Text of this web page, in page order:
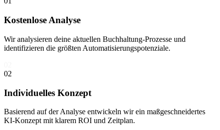
Kostenlose Analyse
Wir analysieren deine aktuellen Buchhaltung-Prozesse und
identifizieren die größten Automatisierungspotenziale.
02
Individuelles Konzept
Basierend auf der Analyse entwickeln wir ein maßgeschneidertes
KI-Konzept mit klarem ROI und Zeitplan.